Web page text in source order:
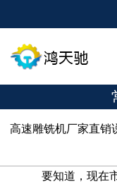
高速雕铣机厂家直销
要知道，现在